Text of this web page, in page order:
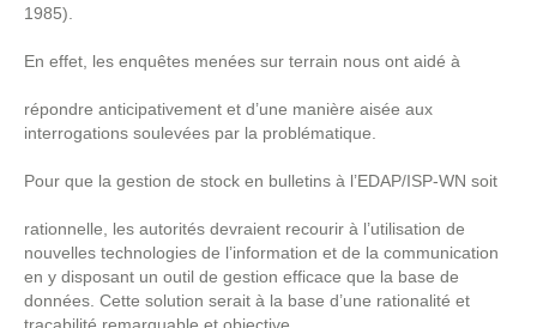
1985).
En effet, les enquêtes menées sur terrain nous ont aidé à
répondre anticipativement et d’une manière aisée aux
interrogations soulevées par la problématique.
Pour que la gestion de stock en bulletins à l’EDAP/ISP-WN soit
rationnelle, les autorités devraient recourir à l’utilisation de
nouvelles technologies de l’information et de la communication
en y disposant un outil de gestion efficace que la base de
données. Cette solution serait à la base d’une rationalité et
traçabilité remarquable et objective.